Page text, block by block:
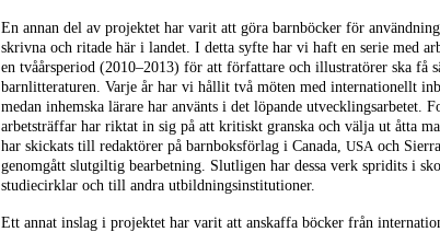
En annan del av projektet har varit att göra barnböcker för
skrivna och ritade här i landet. I detta syfte har vi haft en serie med
en tvåårsperiod (2010–2013) för att författare och illustratörer ska få
barnlitteraturen. Varje år har vi hållit två möten med internationellt
medan inhemska lärare har använts i det löpande utvecklingsarbetet.
arbetsträffar har riktat in sig på att kritiskt granska och välja ut åtta
har skickats till redaktörer på barnboksförlag i Canada, USAoch
genomgått slutgiltig bearbetning. Slutligen har dessa verk spridits i
studiecirklar och till andra utbildningsinstitutioner.
Ett annat inslag i projektet har varit att anskaffa böcker från